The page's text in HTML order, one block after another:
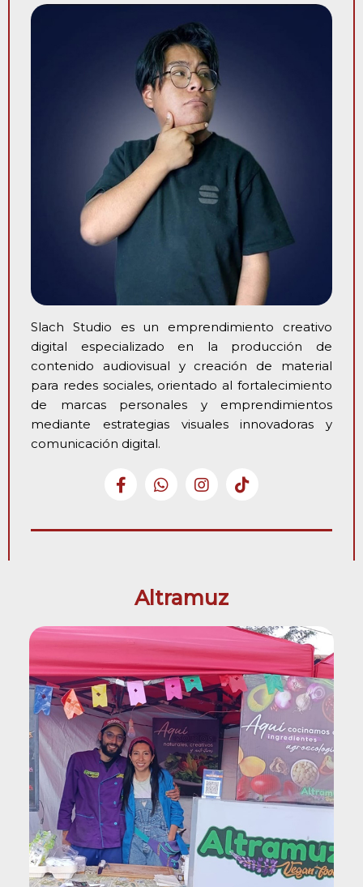
Slach Studio es un emprendimiento creativo
digital especializado en la producción de
contenido audiovisual y creación de material
para redes sociales, orientado al fortalecimiento
de marcas personales y emprendimientos
mediante estrategias visuales innovadoras y
comunicación digital.
Altramuz